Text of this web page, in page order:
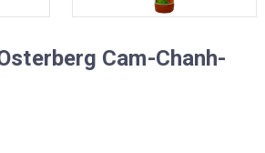
Cam-Chanh-